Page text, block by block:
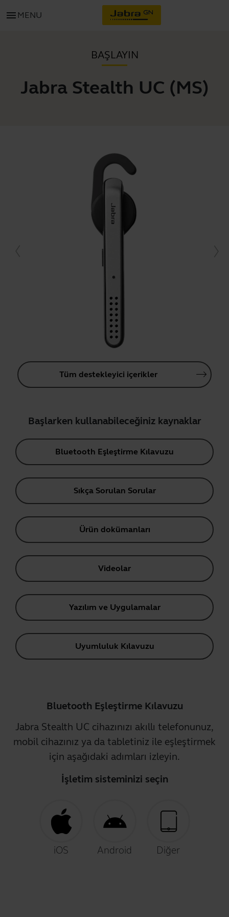
menu MENU
BAŞLAYIN
Jabra Stealth UC (MS)
Tüm destekleyici içerikler
Başlarken kullanabileceğiniz kaynaklar
Bluetooth Eşleştirme Kılavuzu
Sıkça Sorulan Sorular
Ürün dokümanları
Videolar
Yazılım ve Uygulamalar
Uyumluluk Kılavuzu
Bluetooth Eşleştirme Kılavuzu
Jabra Stealth UC cihazınızı akıllı telefonunuz,
mobil cihazınız ya da tabletiniz ile eşleştirmek
için aşağıdaki adımları izleyin.
İşletim sisteminizi seçin
iOS Android Diğer